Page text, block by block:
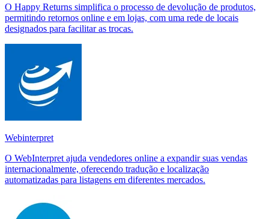
O Happy Returns simplifica o processo de devolução de produtos,
permitindo retornos online e em lojas, com uma rede de locais
designados para facilitar as trocas.
Webinterpret
O WebInterpret ajuda vendedores online a expandir suas vendas
internacionalmente, oferecendo tradução e localização
automatizadas para listagens em diferentes mercados.